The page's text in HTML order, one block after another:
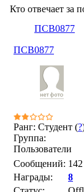
Кто отвечает за
ПСВ0877
ПСВ0877
Ранг: Студент (?
Группа:
Пользователи
Сообщений: 142
Награды:
8